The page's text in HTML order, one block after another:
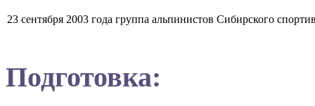
23 сентября 2003 года группа альпинистов Сибирского
Подготовка: